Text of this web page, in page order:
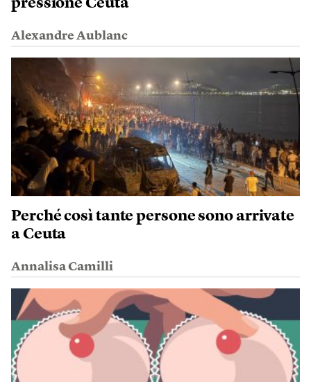
pressione Ceuta
Alexandre Aublanc
Perché così tante persone sono arrivate
a Ceuta
Annalisa Camilli